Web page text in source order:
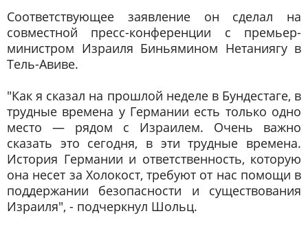
Соответствующее заявление он сделал на
совместной пресс-конференции с премьер-
министром Израиля Биньямином Нетаниягу в
Тель-Авиве.
"Как я сказал на прошлой неделе в Бундестаге, в
трудные времена у Германии есть только одно
место — рядом с Израилем. Очень важно
сказать это сегодня, в эти трудные времена.
История Германии и ответственность, которую
она несет за Холокост, требуют от нас помощи в
поддержании безопасности и существования
Израиля", - подчеркнул Шольц.